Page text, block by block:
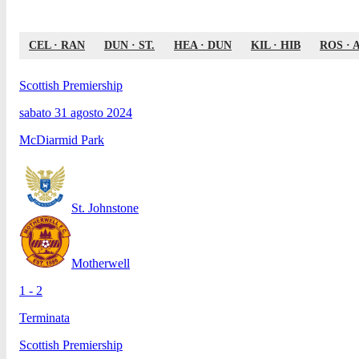
CEL· RAN DUN · ST. HEA · DUN KIL· HIB ROS ·
Scottish Premiership
sabato 31 agosto 2024
McDiarmid Park
St. Johnstone
Motherwell
1 - 2
Terminata
Scottish Premiership